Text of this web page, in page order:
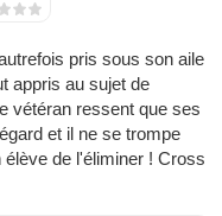
pris sous son aile
appris au sujet de
vétéran ressent que ses
et il ne se trompe
de l'éliminer ! Cross